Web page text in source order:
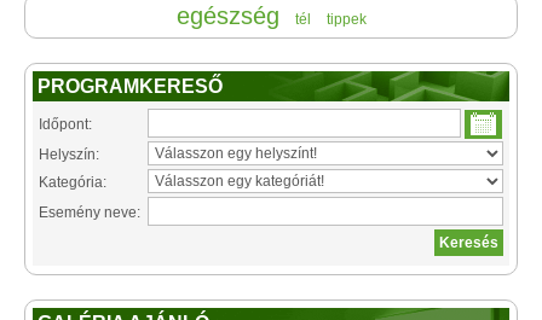
egészség tél tippek
PROGRAMKERESŐ
Időpont:
Helyszín:
Kategória:
Esemény neve: